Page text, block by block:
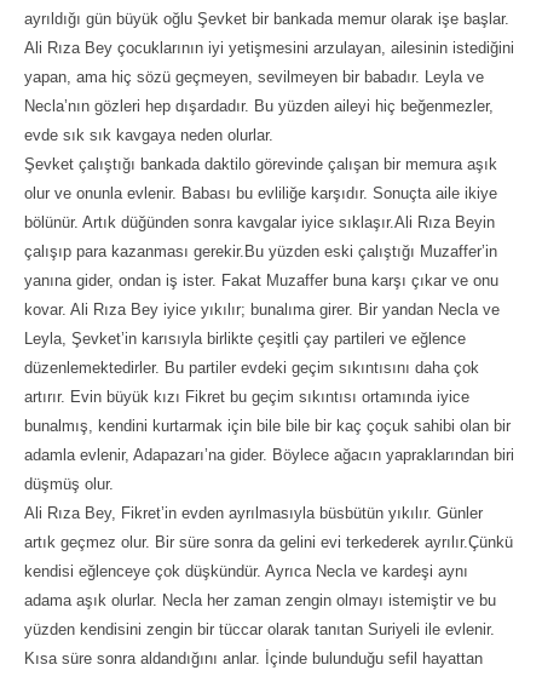
ayrıldığı gün büyük oğlu Şevket bir bankada memur olarak işe başlar.
Ali Rıza Bey çocuklarının iyi yetişmesini arzulayan, ailesinin istediğini
yapan, ama hiç sözü geçmeyen, sevilmeyen bir babadır. Leyla ve
Necla’nın gözleri hep dışardadır. Bu yüzden aileyi hiç beğenmezler,
evde sık sık kavgaya neden olurlar.
Şevket çalıştığı bankada daktilo görevinde çalışan bir memura aşık
olur ve onunla evlenir. Babası bu evliliğe karşıdır. Sonuçta aile ikiye
bölünür. Artık düğünden sonra kavgalar iyice sıklaşır.Ali Rıza Beyin
çalışıp para kazanması gerekir.Bu yüzden eski çalıştığı Muzaffer’in
yanına gider, ondan iş ister. Fakat Muzaffer buna karşı çıkar ve onu
kovar. Ali Rıza Bey iyice yıkılır; bunalıma girer. Bir yandan Necla ve
Leyla, Şevket’in karısıyla birlikte çeşitli çay partileri ve eğlence
düzenlemektedirler. Bu partiler evdeki geçim sıkıntısını daha çok
artırır. Evin büyük kızı Fikret bu geçim sıkıntısı ortamında iyice
bunalmış, kendini kurtarmak için bile bile bir kaç çoçuk sahibi olan bir
adamla evlenir, Adapazarı’na gider. Böylece ağacın yapraklarından biri
düşmüş olur.
Ali Rıza Bey, Fikret’in evden ayrılmasıyla büsbütün yıkılır. Günler
artık geçmez olur. Bir süre sonra da gelini evi terkederek ayrılır.Çünkü
kendisi eğlenceye çok düşkündür. Ayrıca Necla ve kardeşi aynı
adama aşık olurlar. Necla her zaman zengin olmayı istemiştir ve bu
yüzden kendisini zengin bir tüccar olarak tanıtan Suriyeli ile evlenir.
Kısa süre sonra aldandığını anlar. İçinde bulunduğu sefil hayattan